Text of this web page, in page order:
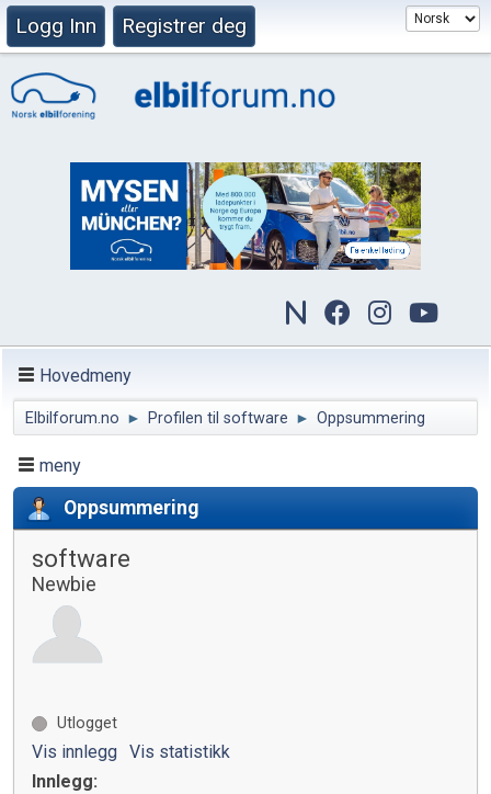
Logg Inn Registrer deg
Hovedmeny
Elbilforum.no ► Profilen til software ► Oppsummering
meny
Oppsummering
software
Newbie
Utlogget
Vis innlegg Vis statistikk
Innlegg: